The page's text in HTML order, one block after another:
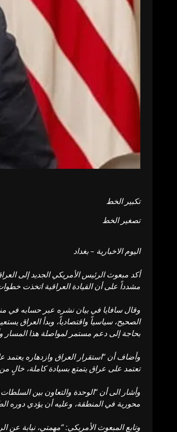
تكبير الخط
تصغير الخط
اليوم الاخبارية – بغداد
أكد مبعوث الرئيس الأمريكي الجديد إلى
مشدداً على أن القيادة العراقية اتخذت
وقال سافايا في بيان نشره عبر حسابه في
الصحيح، سياسياً واقتصادياً، وبدأ العراق
بحاجة إلى دعم مستمر لمواصلة هذا المسار
وأضاف أن “استقرار العراق وازدهاره
تعتمد على عراق يتمتع بسيادة كاملة، خالٍ
وأشار الى أن “الوحدة والتعاون بين السلطات
محورية في المنطقة، وعليه أن يؤدي دوره
وتابع المبعوث الأمريكي: “مهمتي، نيابة